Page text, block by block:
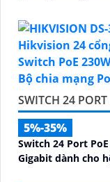
SWITCH 24
5%-35%
Switch 24 Port
Gigabit dành cho